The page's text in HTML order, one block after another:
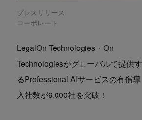
プレスリリース
コーポレート
LegalOn Technologies・On
Technologiesがグローバルで提供す
るProfessional AIサービスの有償導
入社数が9,000社を突破！